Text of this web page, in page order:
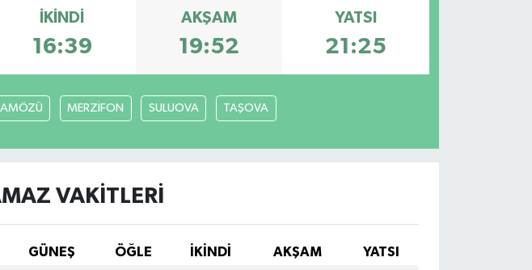
İKINDI
16:39
AKŞAM
19:52
YATSI
21:25
MERZİFON SULUOVA TAŞOVA
VAKITLERI
GÜNEŞ ÖĞLE İKINDI AKŞAM
YATSI